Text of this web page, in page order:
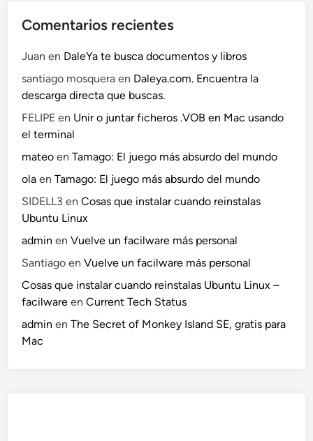
Comentarios recientes
Juan en DaleYa te busca documentos y libros
santiago mosquera en Daleya.com. Encuentra la
descarga directa que buscas.
FELIPE en Unir o juntar ficheros .VOB en Mac usando
el terminal
mateo enTamago: El juego más absurdo del mundo
ola enTamago: El juego más absurdo del mundo
SIDELL3 enCosas que instalar cuando reinstalas
Ubuntu Linux
admin enVuelve un facilware más personal
Santiago enVuelve un facilware más personal
Cosas que instalar cuando reinstalas Ubuntu Linux –
facilware enCurrent Tech Status
admin enThe Secret of Monkey Island SE, gratis para
Mac